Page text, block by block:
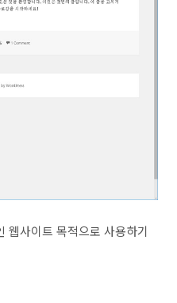
웹사이트 목적으로 사용하기